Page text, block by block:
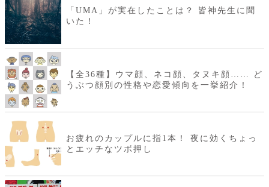
「UMA」が実在したことは？ 皆神先生に聞
いた！
【全36種】ウマ顔、ネコ顔、タヌキ顔…… ど
うぶつ顔別の性格や恋愛傾向を一挙紹介！
お疲れのカップルに指1本！ 夜に効くちょっ
とエッチなツボ押し